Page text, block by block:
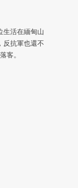
生活在緬甸山
反抗軍也還不
客。